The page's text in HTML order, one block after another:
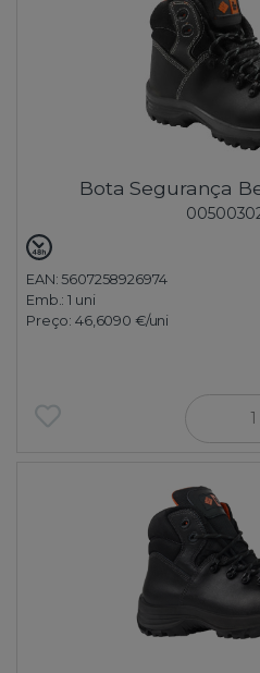
Bota Segurança
EAN: 5607258926974
Emb.:1 uni
Preço: 46,6090 €/uni